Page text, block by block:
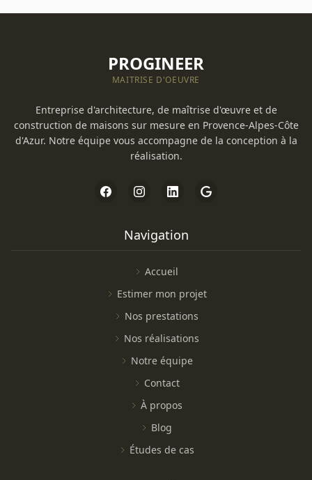
PROGINEER
MAITRISE D'OEUVRE
Entreprise d'architecture, de maîtrise d'œuvre et de
construction de maisons sur mesure en Provence-Alpes-Côte
d'Azur. Notre équipe vous accompagne de la conception à la
réalisation.
Navigation
Accueil
Estimer mon projet
Nos prestations
Nos réalisations
Notre équipe
Contact
À propos
Blog
Études de cas